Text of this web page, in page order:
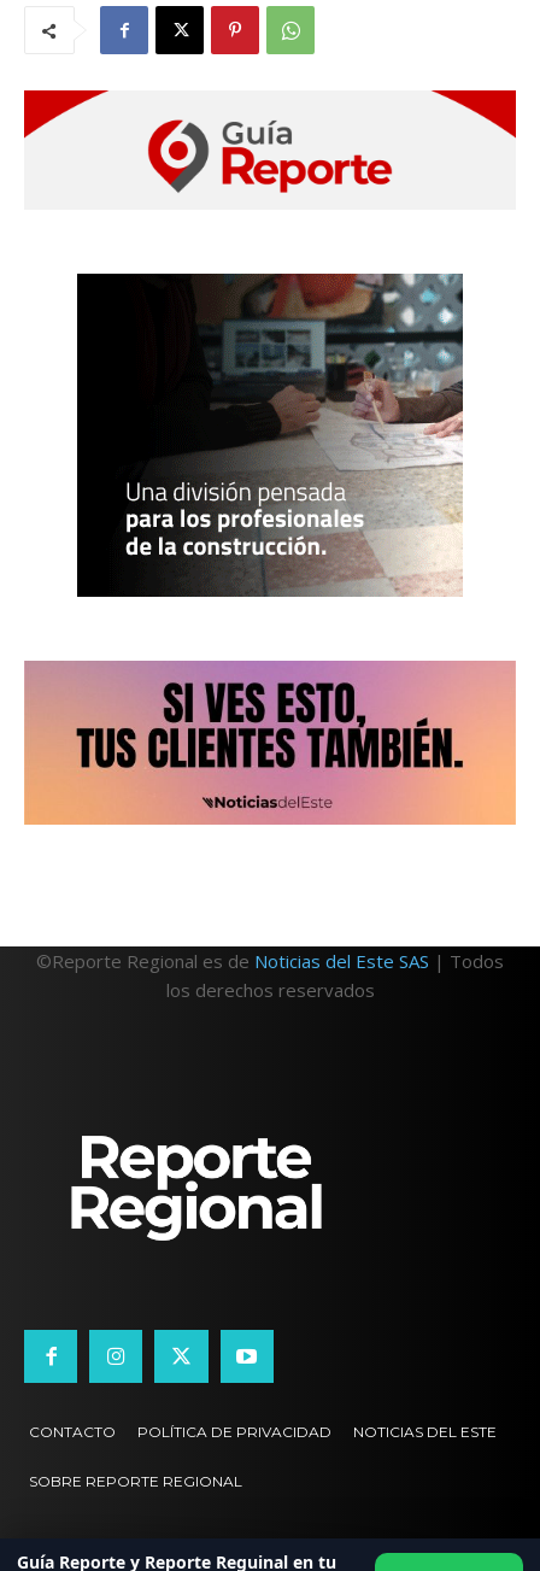
©Reporte Regional es de Noticias del Este SAS | Todos
los derechos reservados
CONTACTO POLÍTICA DE PRIVACIDAD NOTICIAS DEL ESTE
SOBRE REPORTE REGIONAL
Guía Reporte y Reporte Reguinal en tu